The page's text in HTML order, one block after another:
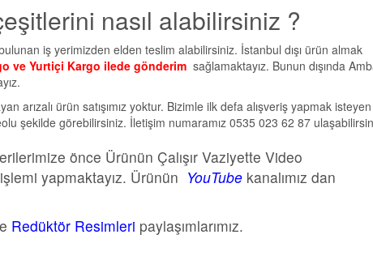
nasıl alabilirsiniz ?
iş yerimizden elden teslim alabilirsiniz. İstanbul dışı ürün almak
ve Yurtiçi Kargo ilede gönderim sağlamaktayız. Bunun dışında
arızalı ürün satışımız yoktur. Bizimle ilk defa alışveriş yapmak isteyen
şekilde görebilirsiniz. İletişim numaramız 0535 023 62 87
önce Ürünün Çalışır Vaziyette Video
yapmaktayız. Ürünün YouTube kanalımız dan
Redüktör Resimleri paylaşımlarımız.